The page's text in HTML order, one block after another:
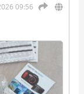
09:56